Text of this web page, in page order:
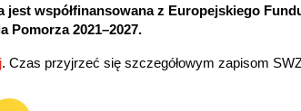
współfinansowana z Europejskiego
Pomorza 2021–2027.
. Czas przyjrzeć się szczegółowym zapisom